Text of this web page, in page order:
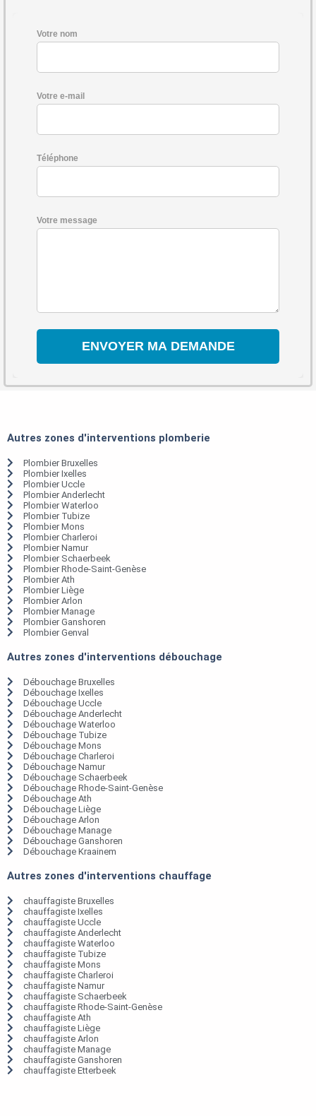
Votre nom
Votre e-mail
Téléphone
Votre message
Autres zones d'interventions plomberie
Plombier Bruxelles
Plombier Ixelles
Plombier Uccle
Plombier Anderlecht
Plombier Waterloo
Plombier Tubize
Plombier Mons
Plombier Charleroi
Plombier Namur
Plombier Schaerbeek
Plombier Rhode-Saint-Genèse
Plombier Ath
Plombier Liège
Plombier Arlon
Plombier Manage
Plombier Ganshoren
Plombier Genval
Autres zones d'interventions débouchage
Débouchage Bruxelles
Débouchage Ixelles
Débouchage Uccle
Débouchage Anderlecht
Débouchage Waterloo
Débouchage Tubize
Débouchage Mons
Débouchage Charleroi
Débouchage Namur
Débouchage Schaerbeek
Débouchage Rhode-Saint-Genèse
Débouchage Ath
Débouchage Liège
Débouchage Arlon
Débouchage Manage
Débouchage Ganshoren
Débouchage Kraainem
Autres zones d'interventions chauffage
chauffagiste Bruxelles
chauffagiste Ixelles
chauffagiste Uccle
chauffagiste Anderlecht
chauffagiste Waterloo
chauffagiste Tubize
chauffagiste Mons
chauffagiste Charleroi
chauffagiste Namur
chauffagiste Schaerbeek
chauffagiste Rhode-Saint-Genèse
chauffagiste Ath
chauffagiste Liège
chauffagiste Arlon
chauffagiste Manage
chauffagiste Ganshoren
chauffagiste Etterbeek